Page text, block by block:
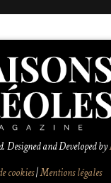
Designed and Developed by
cookies|Mentions légales